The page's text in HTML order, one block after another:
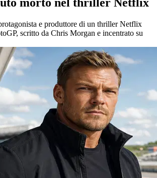
e produttore di un thriller Netflix
scritto da Chris Morgan e incentrato su